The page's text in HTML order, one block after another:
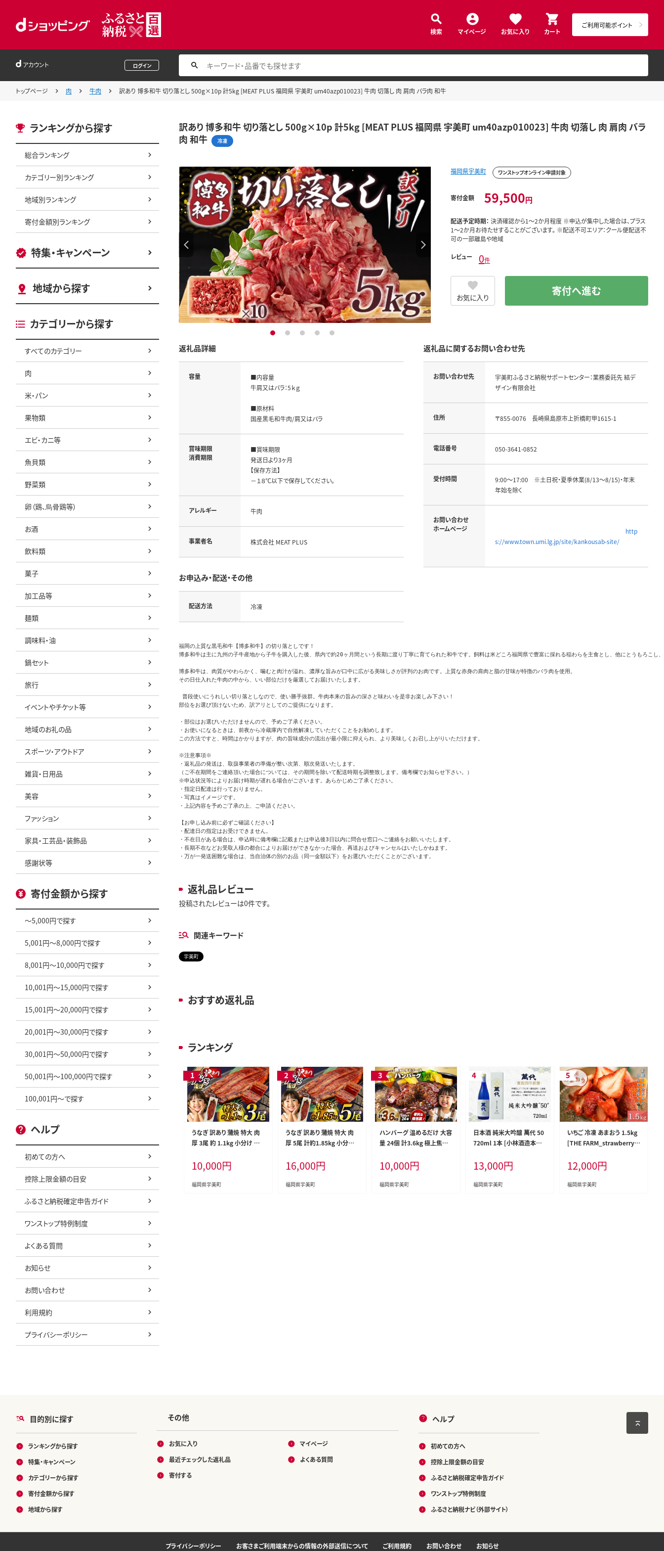
検索 マイページ お気に入り カート
ご利用可能ポイント
アカウント ログイン
トップページ 肉 牛肉 訳あり 博多和牛 切り落とし 500g×10p 計5kg [MEAT PLUS 福岡県 宇美町 um40azp010023] 牛肉 切落し 肉 肩肉 バラ肉 和牛
ランキングから探す
総合ランキング
カテゴリー別ランキング
地域別ランキング
寄付金額別ランキング
特集・キャンペーン
地域から探す
カテゴリーから探す
すべてのカテゴリー
肉
米・パン
果物類
エビ・カニ等
魚貝類
野菜類
卵（鶏、烏骨鶏等）
お酒
飲料類
菓子
加工品等
麺類
調味料・油
鍋セット
旅行
イベントやチケット等
地域のお礼の品
スポーツ・アウトドア
雑貨・日用品
美容
ファッション
家具・工芸品・装飾品
感謝状等
寄付金額から探す
～5,000円で探す
5,001円～8,000円で探す
8,001円～10,000円で探す
10,001円～15,000円で探す
15,001円～20,000円で探す
20,001円～30,000円で探す
30,001円～50,000円で探す
50,001円～100,000円で探す
100,001円～で探す
ヘルプ
初めての方へ
控除上限金額の目安
ふるさと納税確定申告ガイド
ワンストップ特例制度
よくある質問
お知らせ
お問い合わせ
利用規約
プライバシーポリシー
訳あり 博多和牛 切り落とし 500g×10p 計5kg [MEAT PLUS 福岡県 宇美町 um40azp010023] 牛肉 切落し 肉 肩肉 バラ
肉 和牛
冷凍
1 2 3 4 5
福岡県宇美町 ワンストップオンライン申請対象
寄付金額 59,500円
配送予定時期： 決済確認から1～2か月程度 ※申込が集中した場合は、プラス
1～2か月お待たせすることがございます。 ※配送不可エリア：クール便配送不
可の一部離島や地域
レビュー 0件
お気に入り 寄付へ進む
返礼品詳細
容量
■内容量
牛肩又はバラ：5ｋｇ
■原材料
国産黒毛和牛肉/肩又はバラ
賞味期限
消費期限
■賞味期限
発送日より3ヶ月
【保存方法】
－１８℃以下で保存してください。
アレルギー 牛肉
事業者名 株式会社 MEAT PLUS
お申込み・配送・その他
配送方法 冷凍
返礼品に関するお問い合わせ先
お問い合わせ先
宇美町ふるさと納税サポートセンター：業務委託先 結デ
ザイン有限会社
住所 〒855-0076　長崎県島原市上折橋町甲1615-1
電話番号 050-3641-0852
受付時間
9:00～17:00　※土日祝・夏季休業(8/13～8/15)・年末
年始を除く
お問い合わせ
ホームページ
http
s://www.town.umi.lg.jp/site/kankousab-site/
福岡の上質な黒毛和牛【博多和牛】の切り落としです！
博多和牛は主に九州の子牛産地から子牛を購入した後、県内で約20ヶ月間という長期に渡り丁寧に育てられた和牛です。飼料は米どころ福岡県で豊富に採れる稲わらを主食とし、他にとうもろこ
博多和牛は、肉質がやわらかく、噛むと肉汁が溢れ、濃厚な旨みが口中に広がる美味しさが評判のお肉です。上質な赤身の肩肉と脂の甘味が特徴のバラ肉を使用。
その日仕入れた牛肉の中から、いい部位だけを厳選してお届けいたします。
普段使いにうれしい切り落としなので、使い勝手抜群。牛肉本来の旨みの深さと味わいを是非お楽しみ下さい！
部位をお選び頂けないため、訳アリとしてのご提供になります。
・部位はお選びいただけませんので、予めご了承ください。
・お使いになるときは、前夜から冷蔵庫内で自然解凍していただくことをお勧めします。
この方法ですと、時間はかかりますが、肉の旨味成分の流出が最小限に抑えられ、より美味しくお召し上がりいただけます。
※注意事項※
・返礼品の発送は、取扱事業者の準備が整い次第、順次発送いたします。
（ご不在期間をご連絡頂いた場合については、その期間を除いて配送時期を調整致します。備考欄でお知らせ下さい。）
※申込状況等によりお届け時期が遅れる場合がございます。あらかじめご了承ください。
・指定日配達は行っておりません。
・写真はイメージです。
・上記内容を予めご了承の上、ご申請ください。
【お申し込み前に必ずご確認ください】
・配達日の指定はお受けできません。
・不在日がある場合は、申込時に備考欄に記載または申込後3日以内に問合せ窓口へご連絡をお願いいたします。
・長期不在などお受取人様の都合によりお届けができなかった場合、再送およびキャンセルはいたしかねます。
・万が一発送困難な場合は、当自治体の別のお品（同一金額以下）をお選びいただくことがございます。
返礼品レビュー
投稿されたレビューは0件です。
関連キーワード
宇美町
おすすめ返礼品
ランキング
うなぎ 訳あり 蒲焼 特大 肉
厚 3尾 約 1.1kg 小分け タレ
宇美町 um40bak830001]
不揃い 規格外 家庭用 鰻 ウ
ナギ unagi うなぎ蒲焼 鰻蒲
10,000円
福岡県宇美町
うなぎ 訳あり 蒲焼 特大 肉
厚 5尾 計約1.85kg 小分け
岡県 宇美町 um40bak830
010] 不揃い 規格外 鰻 ウナ
ギ unagi うなぎ蒲焼 鰻蒲焼
16,000円
福岡県宇美町
ハンバーグ 温めるだけ 大容
量 24個 計3.6kg 極上焦が
岡県 宇美町 um40bak830
003] レンジ 湯煎 冷凍 小分
け 大容量 ハンバーグ 肉 簡
10,000円
福岡県宇美町
日本酒 純米大吟醸 萬代 50
720ml 1本 [小林酒造本店
0000] 純米酒 酒 お酒 山田
錦 フルーティ
13,000円
福岡県宇美町
いちご 冷凍 あまおう 1.5kg
[THE FARM_strawberry
0002] イチゴ 苺 フルーツ
果実 甘い
12,000円
福岡県宇美町
目的別に探す
ランキングから探す
特集・キャンペーン
カテゴリーから探す
寄付金額から探す
地域から探す
その他
お気に入り
最近チェックした返礼品
寄付する
マイページ
よくある質問
ヘルプ
初めての方へ
控除上限金額の目安
ふるさと納税確定申告ガイド
ワンストップ特例制度
ふるさと納税ナビ（外部サイト）
プライバシーポリシー お客さまご利用端末からの情報の外部送信について ご利用規約 お問い合わせ お知らせ